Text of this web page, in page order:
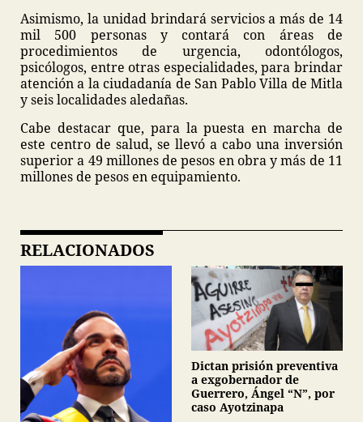
Asimismo, la unidad brindará servicios a más de 14
mil 500 personas y contará con áreas de
procedimientos de urgencia, odontólogos,
psicólogos, entre otras especialidades, para brindar
atención a la ciudadanía de San Pablo Villa de Mitla
y seis localidades aledañas.
Cabe destacar que, para la puesta en marcha de
este centro de salud, se llevó a cabo una inversión
superior a 49 millones de pesos en obra y más de 11
millones de pesos en equipamiento.
RELACIONADOS
Dictan prisión preventiva
a exgobernador de
Guerrero, Ángel “N”, por
caso Ayotzinapa